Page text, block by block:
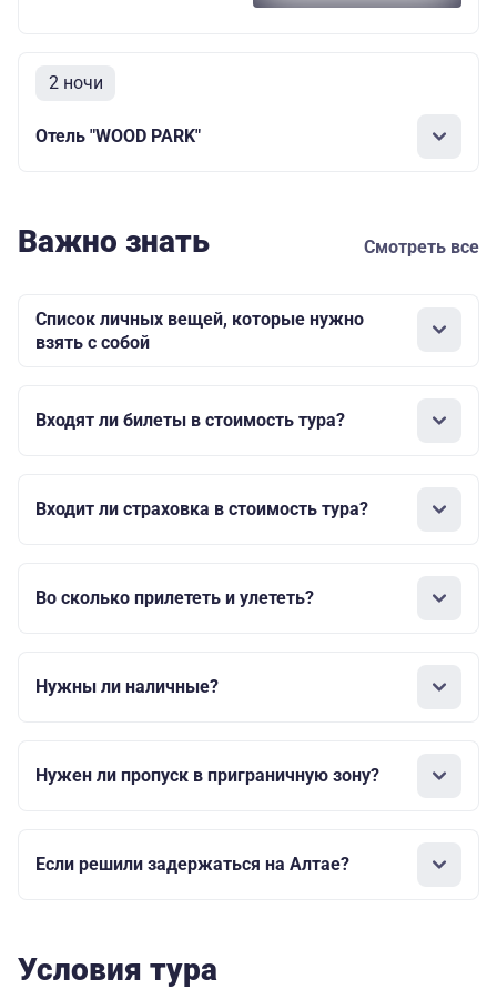
2 ночи
Отель "WOOD PARK"
Важно знать Смотреть все
Список личных вещей, которые нужно
взять с собой
Входят ли билеты в стоимость тура?
Входит ли страховка в стоимость тура?
Во сколько прилететь и улететь?
Нужны ли наличные?
Нужен ли пропуск в приграничную зону?
Если решили задержаться на Алтае?
Условия тура